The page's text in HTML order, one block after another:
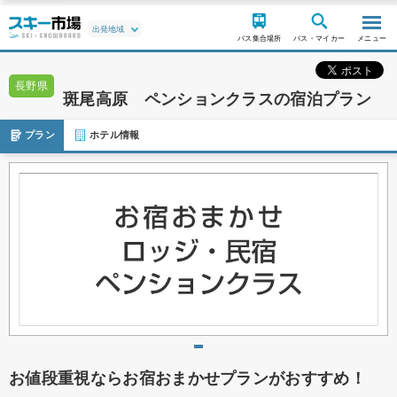
バス集合場所 バス・マイカー メニュー
長野県
斑尾高原 ペンションクラスの宿泊プラン
プラン ホテル情報
お値段重視ならお宿おまかせプランがおすすめ！